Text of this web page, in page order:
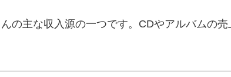
の主な収入源の一つです。CDやアルバムの